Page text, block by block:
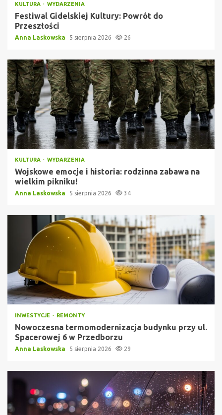
KULTURA WYDARZENIA
Festiwal Gidelskiej Kultury: Powrót do
Przeszłości
Anna Laskowska 5 sierpnia 2026 26
KULTURA WYDARZENIA
Wojskowe emocje i historia: rodzinna zabawa na
wielkim pikniku!
Anna Laskowska 5 sierpnia 2026 34
INWESTYCJE REMONTY
Nowoczesna termomodernizacja budynku przy ul.
Spacerowej 6 w Przedborzu
Anna Laskowska 5 sierpnia 2026 29